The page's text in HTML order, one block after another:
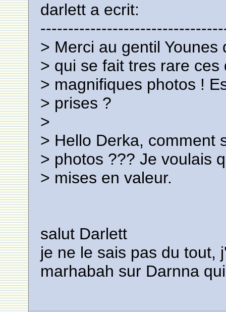
darlett a ecrit:
> Merci au gentil
> qui se fait tres rare
> magnifiques photos !
> prises ?
>
> Hello Derka, comment
> photos ??? Je voulais
> mises en valeur.
salut Darlett
je ne le sais pas du tout,
marhabah sur Darnna